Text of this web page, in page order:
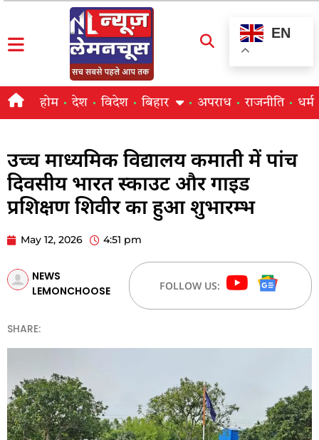
EN
होम देश विदेश बिहार अपराध राजनीति धर्म
उच्च माध्यमिक विद्यालय कमाती में पांच
दिवसीय भारत स्काउट और गाइड
प्रशिक्षण शिवीर का हुआ शुभारम्भ
May 12, 2026 4:51 pm
NEWS
LEMONCHOOSE
FOLLOW US:
SHARE: